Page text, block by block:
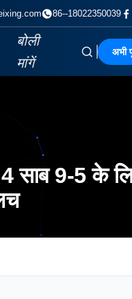
86--18022350039
बोली
मांगें
अभी
साब 9-5 के